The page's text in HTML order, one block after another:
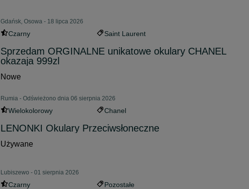
Gdańsk, Osowa - 18 lipca 2026
Czarny Saint Laurent
Sprzedam ORGINALNE unikatowe okulary CHANEL
okazaja 999zl
Nowe
Rumia - Odświeżono dnia 06 sierpnia 2026
Wielokolorowy Chanel
LENONKI Okulary Przeciwsłoneczne
Używane
Lubiszewo - 01 sierpnia 2026
Czarny Pozostałe